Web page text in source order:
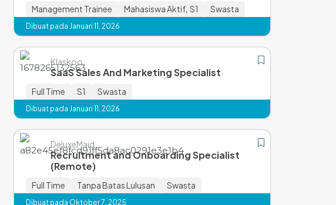
Management Trainee Mahasiswa Aktif, S1 Swasta
Dibuat pada Januari 11, 2026
Klaskoo
SaaS Sales And Marketing Specialist
Full Time S1 Swasta
Dibuat pada Januari 11, 2026
DeluxeMaid
Recruitment and Onboarding Specialist
(Remote)
Full Time Tanpa Batas Lulusan Swasta
Dibuat pada Oktober 7, 2025